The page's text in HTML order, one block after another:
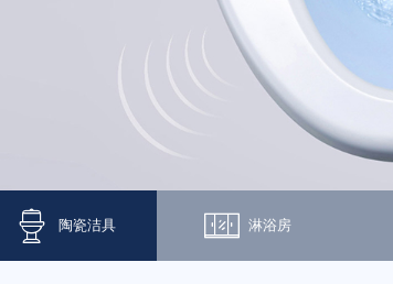
陶瓷洁具 淋浴房